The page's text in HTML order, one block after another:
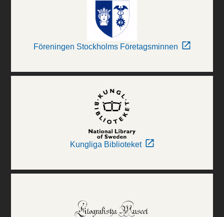
Föreningen Stockholms Företagsminnen
Kungliga Biblioteket